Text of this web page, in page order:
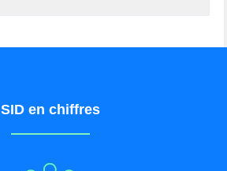
SID en chiffres